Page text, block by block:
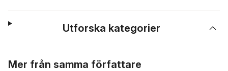
Utforska kategorier
Mer från samma författare